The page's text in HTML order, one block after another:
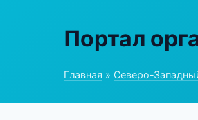
Портал
Главная » Северо-